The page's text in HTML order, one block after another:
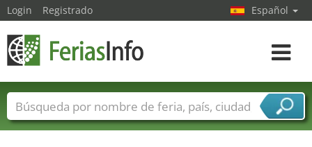
Login Registrado Español
toggle
Nombres de ferias Países
Ciudades